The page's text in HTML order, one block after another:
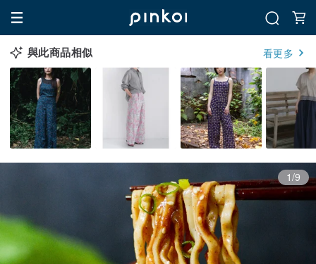
與此商品相似 看更多
1/9